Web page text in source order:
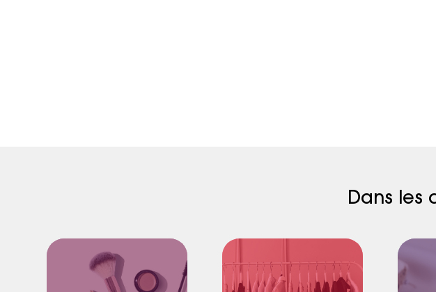
Dans les